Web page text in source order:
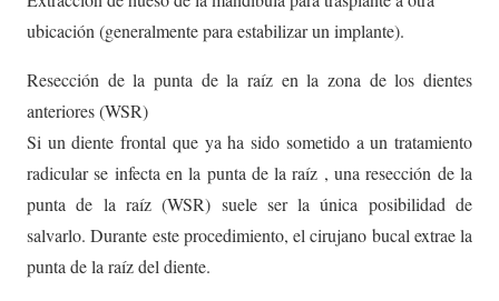
ubicación (generalmente para estabilizar un implante).
Resección de la punta de la raíz en la zona de los dientes
anteriores (WSR)
Si un diente frontal que ya ha sido sometido a un tratamiento
radicular se infecta en la punta de la raíz , una resección de la
punta de la raíz (WSR) suele ser la única posibilidad de
salvarlo. Durante este procedimiento, el cirujano bucal extrae la
punta de la raíz del diente.